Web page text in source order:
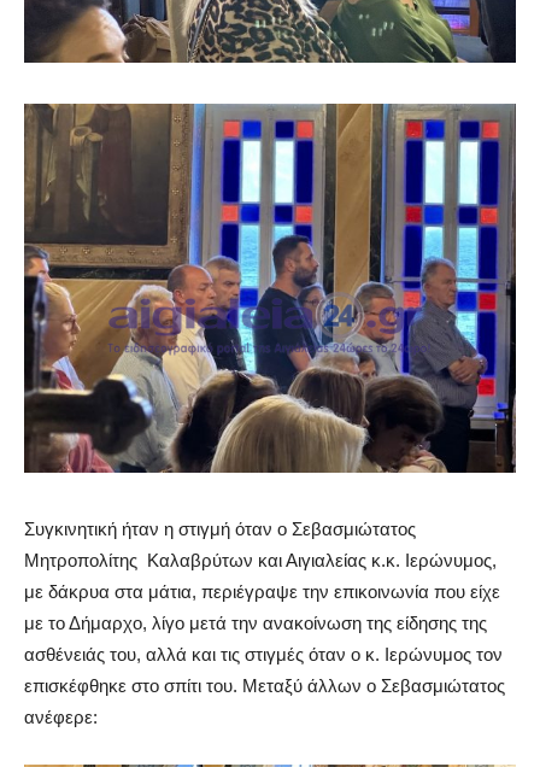
Συγκινητική ήταν η στιγμή όταν ο Σεβασμιώτατος
Μητροπολίτης Καλαβρύτων και Αιγιαλείας κ.κ. Ιερώνυμος,
με δάκρυα στα μάτια, περιέγραψε την επικοινωνία που είχε
με το Δήμαρχο, λίγο μετά την ανακοίνωση της είδησης της
ασθένειάς του, αλλά και τις στιγμές όταν ο κ. Ιερώνυμος τον
επισκέφθηκε στο σπίτι του. Μεταξύ άλλων ο Σεβασμιώτατος
ανέφερε: